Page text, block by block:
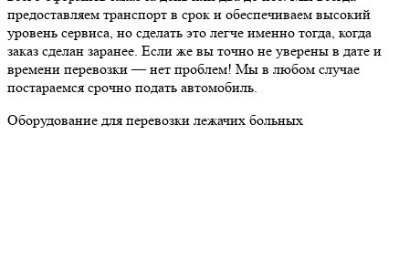
предоставляем транспорт в срок и обеспечиваем высокий
уровень сервиса, но сделать это легче именно тогда, когда
заказ сделан заранее. Если же вы точно не уверены в дате и
времени перевозки — нет проблем! Мы в любом случае
постараемся срочно подать автомобиль.
Оборудование для перевозки лежачих больных